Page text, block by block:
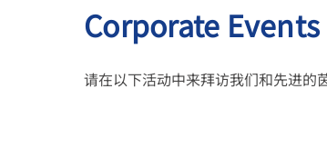
Corporate Events
请在以下活动中来拜访我们和先进的